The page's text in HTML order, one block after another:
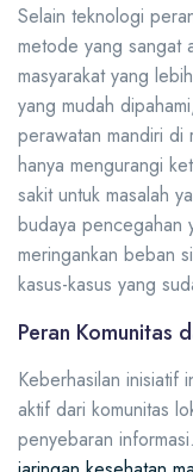
Selain teknologi
metode yang sangat
masyarakat yang
yang mudah
perawatan mandiri di
hanya mengurangi
sakit untuk masalah
budaya pencegahan
meringankan beban
kasus-kasus yang
Peran Komunitas
Keberhasilan inisiatif
aktif dari komunitas
penyebaran